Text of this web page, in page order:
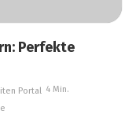
Perfekte
4 Min.